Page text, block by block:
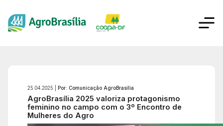
25.04.2025 | Por: Comunicação AgroBrasília
AgroBrasília 2025 valoriza protagonismo
feminino no campo com o 3º Encontro de
Mulheres do Agro